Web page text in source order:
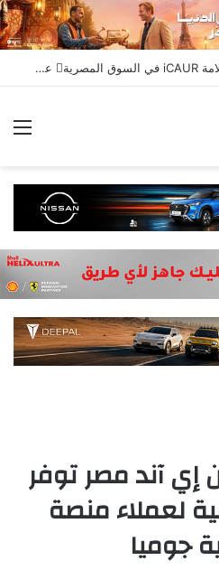
جي بي أوتو تستعد لإطلاق علامة iCAUR في السوق المصرية علامة عالمية جديدة لسيارات الطاقة الجديدة تجمع بين التكنولوجيا الذكية والتصميم الجريء وروح المغامر
آند مصر توفر
لعملاء منصة
جوميا